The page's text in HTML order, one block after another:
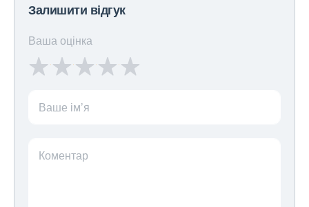
Залишити відгук
Ваша оцінка
Ваше ім’я
Коментар